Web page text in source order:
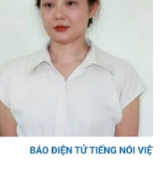
Quân sự - Quốc phòng
Việt Nam
Phân tích